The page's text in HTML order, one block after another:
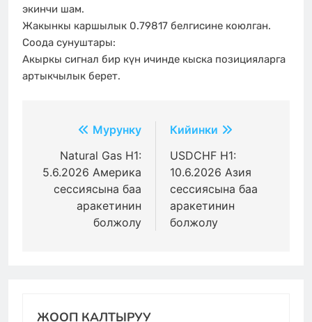
экинчи шам.
Жакынкы каршылык 0.79817 белгисине коюлган.
Соода сунуштары:
Акыркы сигнал бир күн ичинде кыска позицияларга
артыкчылык берет.
Жазуулар
боюнча
багыттоо
Мурунку
Natural Gas H1:
5.6.2026 Америка
сессиясына баа
аракетинин
болжолу
Кийинки
USDCHF H1:
10.6.2026 Азия
сессиясына баа
аракетинин
болжолу
ЖООП КАЛТЫРУУ